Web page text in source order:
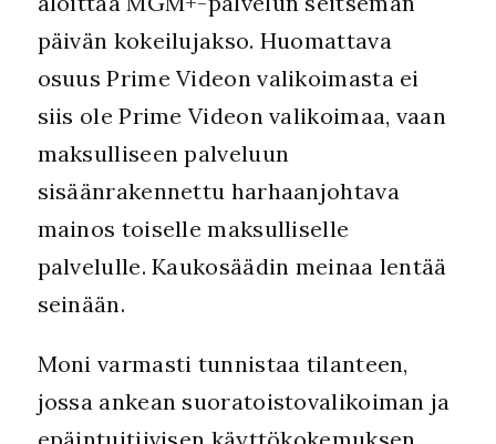
päivän kokeilujakso. Huomattava
osuus Prime Videon valikoimasta ei
siis ole Prime Videon valikoimaa, vaan
maksulliseen palveluun
sisäänrakennettu harhaanjohtava
mainos toiselle maksulliselle
palvelulle. Kaukosäädin meinaa lentää
seinään.
Moni varmasti tunnistaa tilanteen,
jossa ankean suoratoistovalikoiman ja